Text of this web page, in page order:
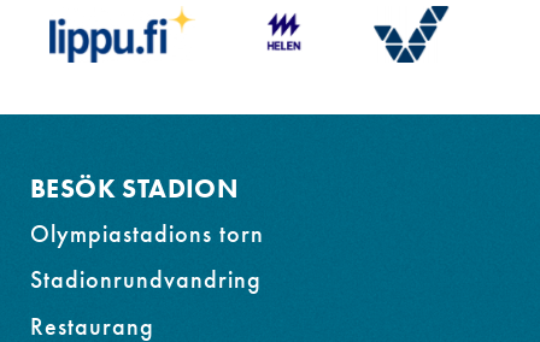
go
footer
BESÖK STADION
Olympiastadions torn
Stadionrundvandring
Restaurang